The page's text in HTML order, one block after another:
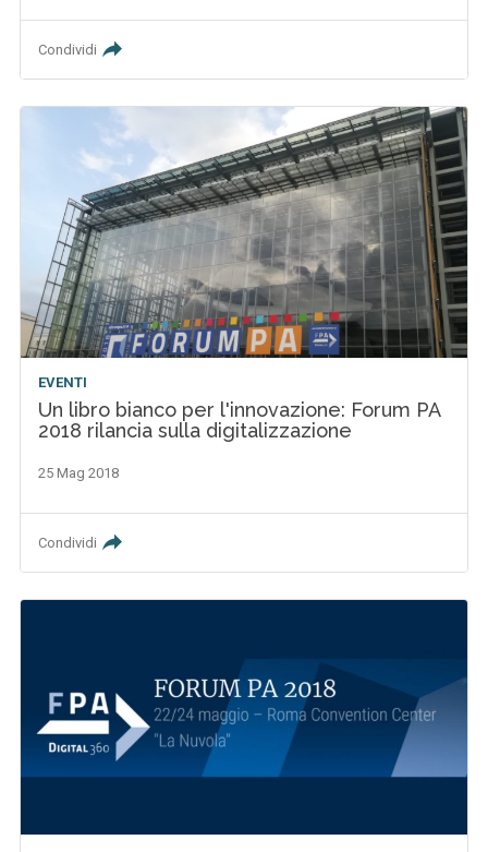
Condividi
EVENTI
Un libro bianco per l'innovazione: Forum PA
2018 rilancia sulla digitalizzazione
25 Mag 2018
Condividi